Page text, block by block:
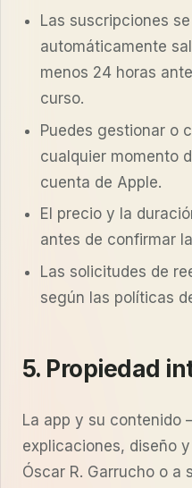
Las suscripciones
automáticamente
menos 24 horas
curso.
Puedes gestionar o
cualquier momento
cuenta de Apple.
El precio y la
antes de confirmar
Las solicitudes de
según las políticas
5. Propiedad
La app y su
explicaciones, diseño
Óscar R. Garrucho o a